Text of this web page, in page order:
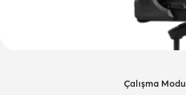
Çalışma Modu